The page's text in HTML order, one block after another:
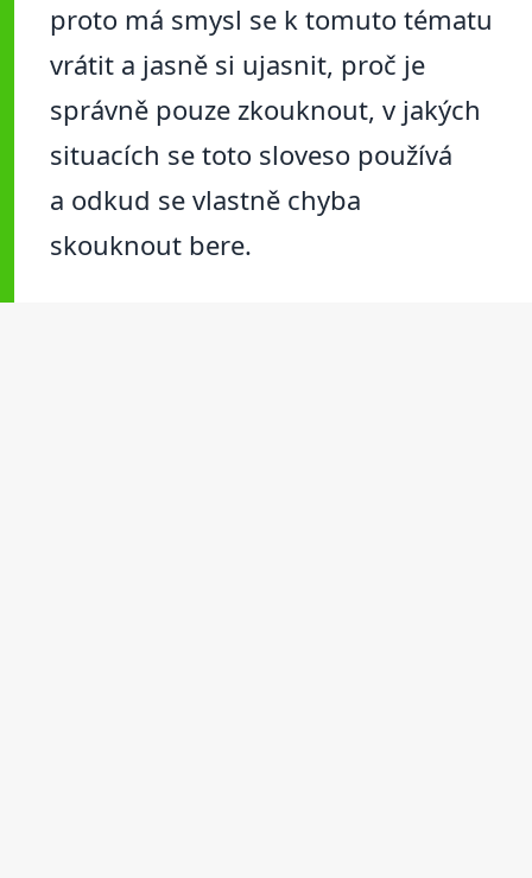
proto má smysl se k tomuto tématu
vrátit a jasně si ujasnit, proč je
správně pouze zkouknout, v jakých
situacích se toto sloveso používá
a odkud se vlastně chyba
skouknout bere.